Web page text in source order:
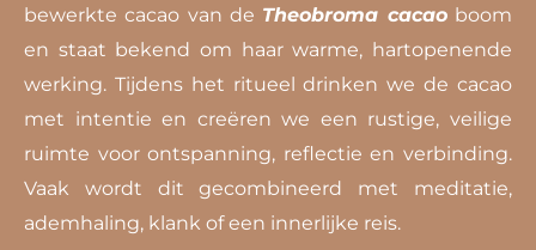
bewerkte cacao van de Theobroma cacaoboom
en staat bekend om haar warme, hartopenende
werking. Tijdens het ritueel drinken we de cacao
met intentie en creëren we een rustige, veilige
ruimte voor ontspanning, reflectie en verbinding.
Vaak wordt dit gecombineerd met meditatie,
ademhaling, klank of een innerlijke reis.